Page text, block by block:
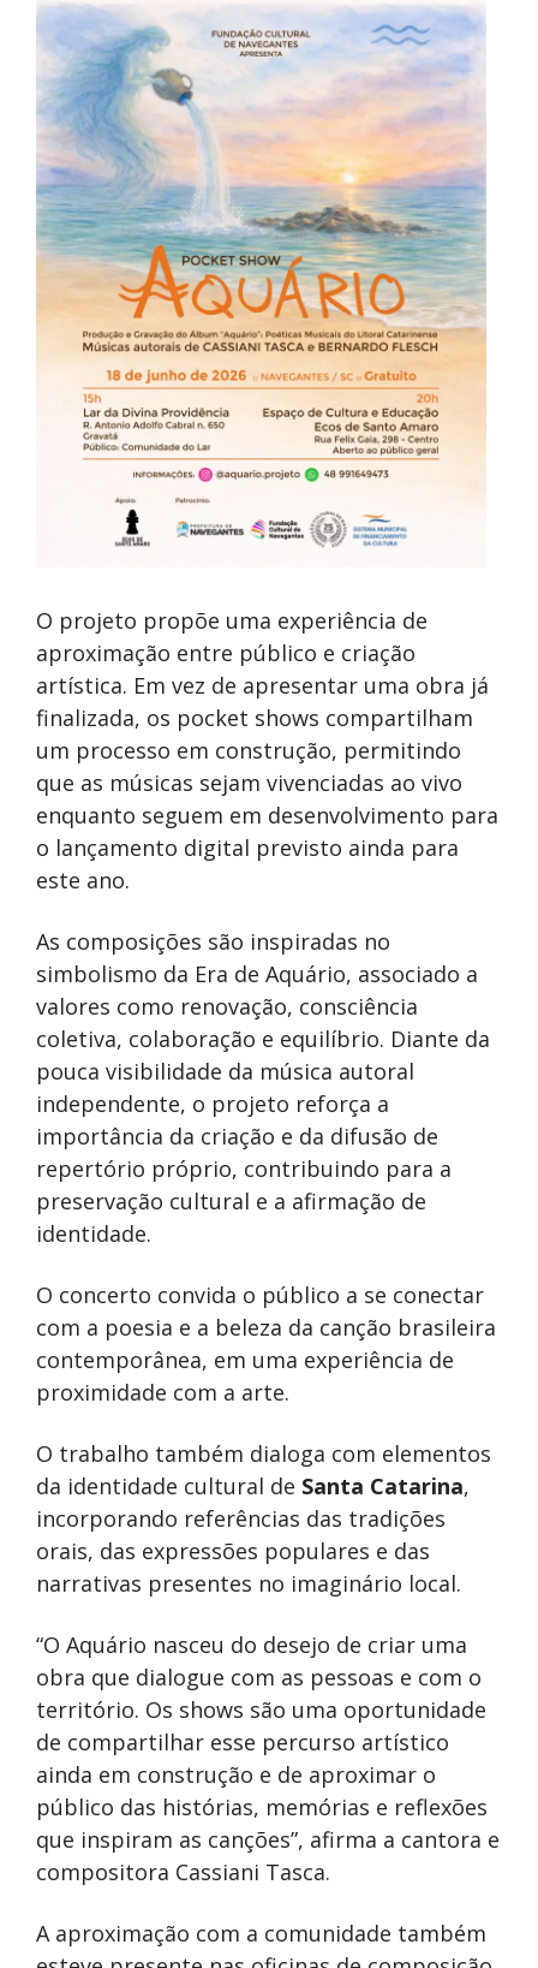
O projeto propõe uma experiência de
aproximação entre público e criação
artística. Em vez de apresentar uma obra já
finalizada, os pocket shows compartilham
um processo em construção, permitindo
que as músicas sejam vivenciadas ao vivo
enquanto seguem em desenvolvimento para
o lançamento digital previsto ainda para
este ano.
As composições são inspiradas no
simbolismo da Era de Aquário, associado a
valores como renovação, consciência
coletiva, colaboração e equilíbrio. Diante da
pouca visibilidade da música autoral
independente, o projeto reforça a
importância da criação e da difusão de
repertório próprio, contribuindo para a
preservação cultural e a afirmação de
identidade.
O concerto convida o público a se conectar
com a poesia e a beleza da canção brasileira
contemporânea, em uma experiência de
proximidade com a arte.
O trabalho também dialoga com elementos
da identidade cultural de Santa Catarina,
incorporando referências das tradições
orais, das expressões populares e das
narrativas presentes no imaginário local.
“O Aquário nasceu do desejo de criar uma
obra que dialogue com as pessoas e com o
território. Os shows são uma oportunidade
de compartilhar esse percurso artístico
ainda em construção e de aproximar o
público das histórias, memórias e reflexões
que inspiram as canções”, afirma a cantora e
compositora Cassiani Tasca.
A aproximação com a comunidade também